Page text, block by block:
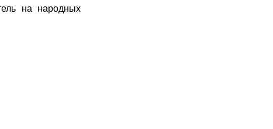
на народных